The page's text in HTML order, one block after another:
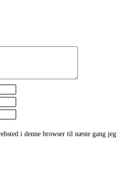
i denne browser til næste gang jeg